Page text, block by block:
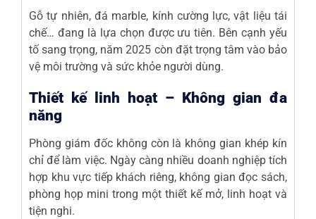
Gỗ tự nhiên, đá marble, kính cường lực, vật liệu tái
chế… đang là lựa chọn được ưu tiên. Bên cạnh yếu
tố sang trọng, năm 2025 còn đặt trọng tâm vào bảo
vệ môi trường và sức khỏe người dùng.
Thiết kế linh hoạt – Không gian đa
năng
Phòng giám đốc không còn là không gian khép kín
chỉ để làm việc. Ngày càng nhiều doanh nghiệp tích
hợp khu vực tiếp khách riêng, không gian đọc sách,
phòng họp mini trong một thiết kế mở, linh hoạt và
tiện nghi.